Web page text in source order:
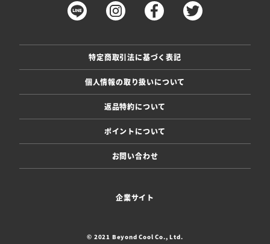
特定商取引法に基づく表記
個人情報の取り扱いについて
返品特約について
ポイントについて
お問い合わせ
企業サイト
© 2021 Beyond Cool Co., Ltd.